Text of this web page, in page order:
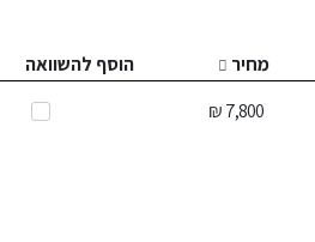
מחיר
הוסף להשוואה
7,800 ₪